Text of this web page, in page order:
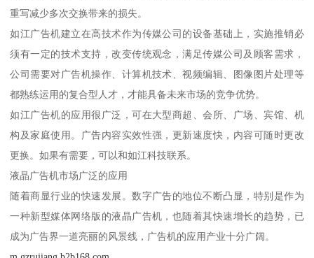
重写减少多次交换带来的损失。
如江广告机建立在高技术作为传媒公司的设备基础上，实施推销必
须有一定的技术支持，改变传统观念，满足传媒公司及顾客需求，
公司需要对广告机操作、计算机技术、视频编辑、图像图片处理等
都熟练运用的复合型人才，才能具备未来市场的竞争优势。
如江广告机的应用很广泛，可在大型商超、会所、广场、宾馆、机
构及家庭使用。广告内容实效性强，更新速度快，内容可随时更改
更换。如果有需要，可以和如江科技联系。
液晶广告机市场广泛的应用
随着商显行业的快速发展。数字广告的地位不断凸显，特别是作为
一种新型媒体网络版的液晶广告机，也随着其快速增长的趋势，已
成为广告界一道亮丽的风景线，广告机的应用产业十分广阔。